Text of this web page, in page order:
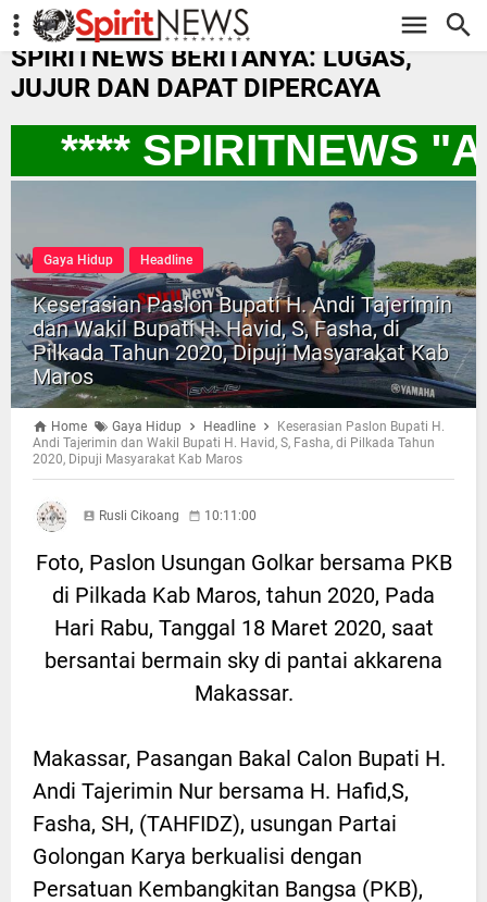
-->
SPIRITNEWS BERITANYA: LUGAS,
JUJUR DAN DAPAT DIPERCAYA
**** SPIRITNEWS
Gaya Hidup Headline
Keserasian Paslon Bupati H. Andi Tajerimin
dan Wakil Bupati H. Havid, S, Fasha, di
Pilkada Tahun 2020, Dipuji Masyarakat Kab
Maros
Home Gaya Hidup Headline
Keserasian Paslon Bupati H.
Andi Tajerimin dan Wakil Bupati H. Havid, S, Fasha, di Pilkada Tahun
2020, Dipuji Masyarakat Kab Maros
Rusli Cikoang 10:11:00
Foto, Paslon Usungan Golkar bersama PKB
di Pilkada Kab Maros, tahun 2020, Pada
Hari Rabu, Tanggal 18 Maret 2020, saat
bersantai bermain sky di pantai akkarena
Makassar.
Makassar, Pasangan Bakal Calon Bupati H.
Andi Tajerimin Nur bersama H. Hafid,S,
Fasha, SH, (TAHFIDZ), usungan Partai
Golongan Karya berkualisi dengan
Persatuan Kembangkitan Bangsa (PKB),